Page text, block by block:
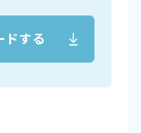
ドする